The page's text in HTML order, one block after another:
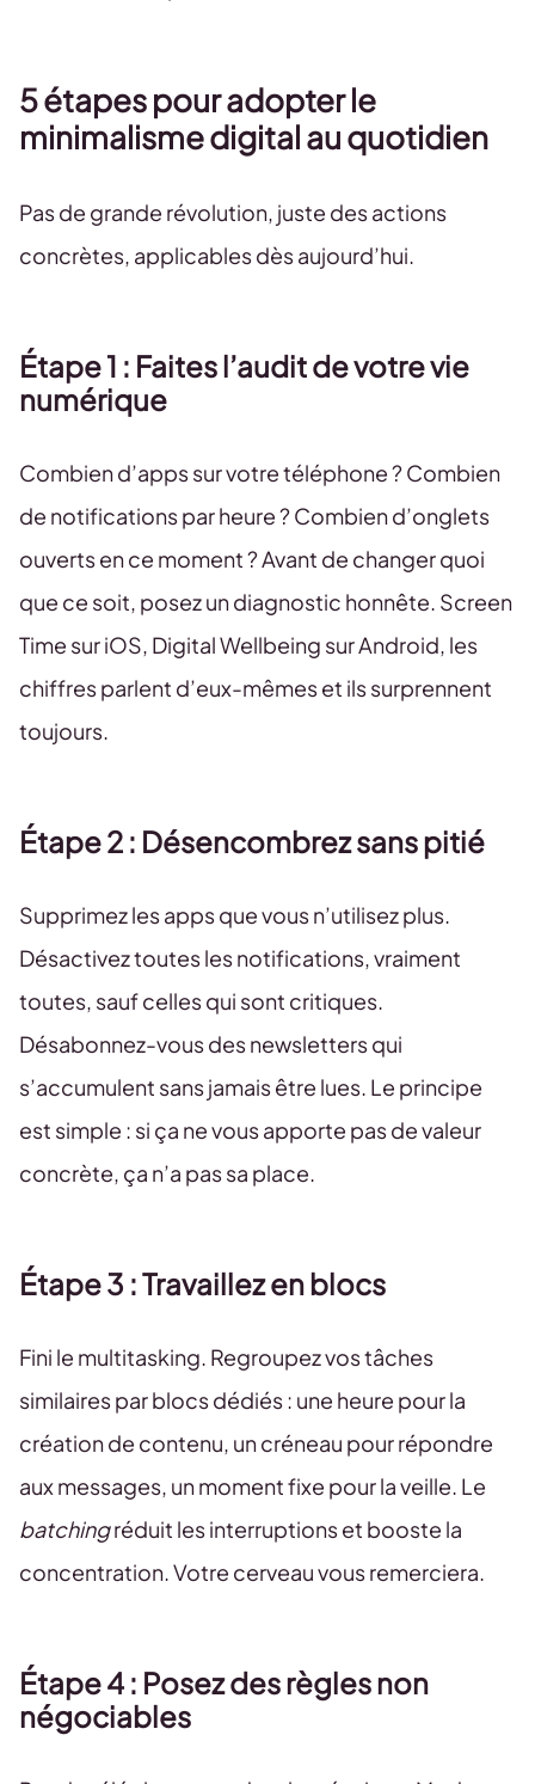
5 étapes pour adopter le
minimalisme digital au quotidien
Pas de grande révolution, juste des actions
concrètes, applicables dès aujourd’hui.
Étape 1 : Faites l’audit de votre vie
numérique
Combien d’apps sur votre téléphone ? Combien
de notifications par heure ? Combien d’onglets
ouverts en ce moment ? Avant de changer quoi
que ce soit, posez un diagnostic honnête. Screen
Time sur iOS, Digital Wellbeing sur Android, les
chiffres parlent d’eux-mêmes et ils surprennent
toujours.
Étape 2 : Désencombrez sans pitié
Supprimez les apps que vous n’utilisez plus.
Désactivez toutes les notifications, vraiment
toutes, sauf celles qui sont critiques.
Désabonnez-vous des newsletters qui
s’accumulent sans jamais être lues. Le principe
est simple : si ça ne vous apporte pas de valeur
concrète, ça n’a pas sa place.
Étape 3 : Travaillez en blocs
Fini le multitasking. Regroupez vos tâches
similaires par blocs dédiés : une heure pour la
création de contenu, un créneau pour répondre
aux messages, un moment fixe pour la veille. Le
batchingréduit les interruptions et booste la
concentration. Votre cerveau vous remerciera.
Étape 4 : Posez des règles non
négociables